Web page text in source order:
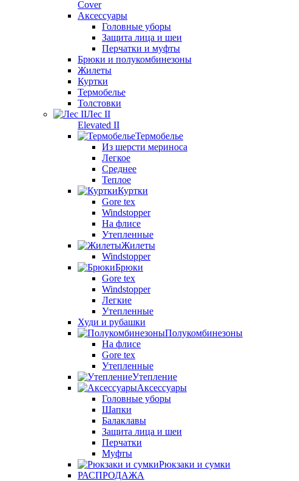
Cover
Аксессуары
Головные уборы
Защита лица и шеи
Перчатки и муфты
Брюки и полукомбинезоны
Жилеты
Куртки
Термобелье
Толстовки
Лес II
Elevated II
Термобелье
Из шерсти мериноса
Легкое
Среднее
Теплое
Куртки
Gore tex
Windstopper
На флисе
Утепленные
Жилеты
Windstopper
Брюки
Gore tex
Windstopper
Легкие
Утепленные
Худи и рубашки
Полукомбинезоны
На флисе
Gore tex
Утепленные
Утепление
Аксессуары
Головные уборы
Шапки
Балаклавы
Защита лица и шеи
Перчатки
Муфты
Рюкзаки и сумки
РАСПРОДАЖА